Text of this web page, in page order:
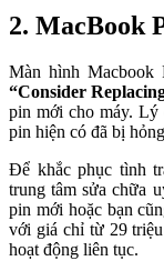
2. MacBook
Màn hình Macbook
“Consider
pin mới cho máy. Lý
pin hiện có đã bị
Để khắc phục tình
trung tâm sửa chữa
pin mới hoặc bạn
với giá chỉ từ 29
hoạt động liên tục.